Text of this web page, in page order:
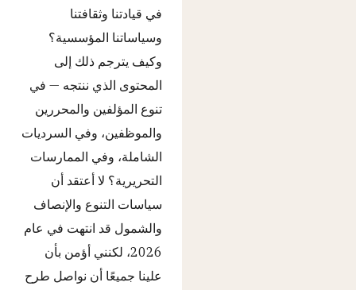
في قيادتنا وثقافتنا
وسياساتنا المؤسسية؟
وكيف يترجم ذلك إلى
المحتوى الذي ننتجه — في
تنوع المؤلفين والمحررين
والموظفين، وفي السرديات
الشاملة، وفي الممارسات
التحريرية؟ لا أعتقد أن
سياسات التنوع والإنصاف
والشمول قد انتهت في عام
2026، لكنني أؤمن بأن
علينا جميعًا أن نواصل طرح